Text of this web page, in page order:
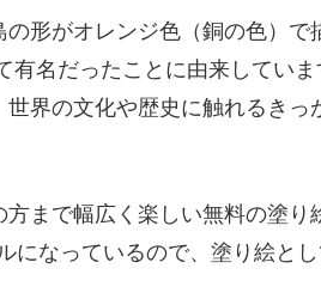
形がオレンジ色（銅の色）
有名だったことに由来してい
界の文化や歴史に触れるきっ
まで幅広く楽しい無料の塗り
になっているので、塗り絵と